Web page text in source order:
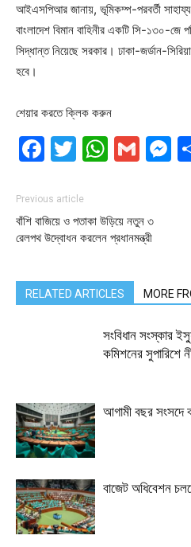
আইএসপিআর জানায়, ভূমিকম্প-পরবর্তী সাহায্য
বাংলাদেশ বিমান বাহিনীর একটি সি-১৩০-জে
সিদ্ধান্ত নিয়েছে সরকার। ঢাকা-জর্ডান-
হবে।
শেয়ার করতে ক্লিক করুন
Facebook
Twitter
Previous article
বাঁশি বাজিয়ে ও পতাকা উড়িয়ে নতুন ৩
রেলপথ উদ্বোধন করলেন প্রধানমন্ত্রী
RELATED ARTICLES MORE
সংবিধান সংস্কার
কমিশনের সুপারিশে
আগামী বছর সংসদে
বাজেট অধিবেশন